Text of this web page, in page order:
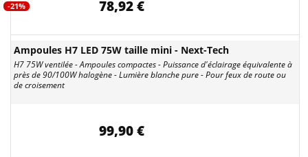
-21% 78,92 €
Ampoules H7 LED 75W taille mini - Next-Tech
H7 75W ventilée - Ampoules compactes - Puissance d'éclairage équivalente à
près de 90/100W halogène - Lumière blanche pure - Pour feux de route ou
de croisement
99,90 €